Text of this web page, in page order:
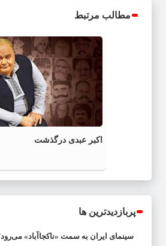
مطالب مرتبط
اکبر عبدی درگذشت
پربازدیدترین ها
سینمای ایران به سمت «ناکجاآباد»